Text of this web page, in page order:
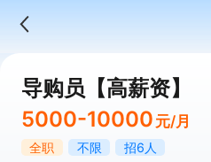
导购员【高薪资】
5000-10000 元/月
全职 不限
招6人